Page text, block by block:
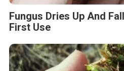
Fungus Dries Up And
First Use